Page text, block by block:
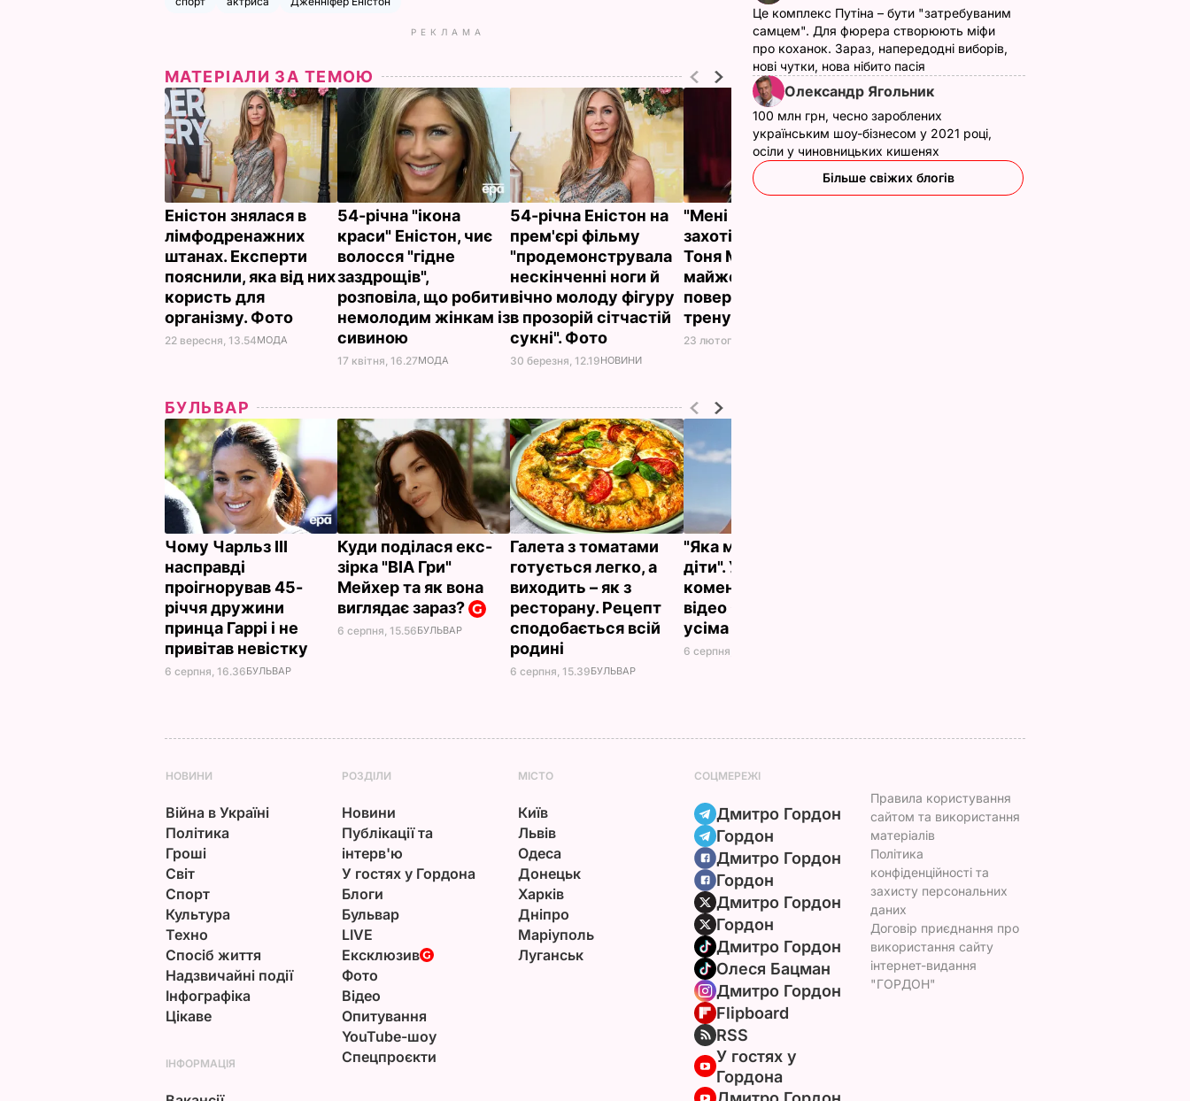
РЕКЛАМА
МАТЕРІАЛИ ЗА ТЕМОЮ
Еністон знялася в
лімфодренажних
штанах. Експерти
пояснили, яка від них
користь для
організму. Фото
22 вересня, 13.54МОДА
54-річна "ікона
краси" Еністон, чиє
волосся "гідне
заздрощів",
розповіла, що робити
немолодим жінкам із
сивиною
17 квітня, 16.27МОДА
54-річна Еністон на
прем'єрі фільму
"продемонструвала
нескінченні ноги й
вічно молоду фігуру
в прозорій сітчастій
сукні". Фото
30 березня, 12.19НОВИНИ
"Мені дуже
захотілося". Схудла
Тоня Матвієнко
майже за рік
повернулася до
тренувань у залі
23 лютого, 18.29
БУЛЬВАР
Чому Чарльз III
насправді
проігнорував 45-
річчя дружини
принца Гаррі і не
привітав невістку
6 серпня, 16.36БУЛЬВАР
Куди поділася екс-
зірка "ВІА Гри"
Мейхер та як вона
виглядає зараз?
6 серпня, 15.56БУЛЬВАР
Галета з томатами
готується легко, а
виходить – як з
ресторану. Рецепт
сподобається всій
родині
6 серпня, 15.39БУЛЬВАР
"Яка мама, такі й
діти". У мережі
коментують нове
відео Орбакайте з
усіма її дітьми
6 серпня, 14.32
Це комплекс Путіна – бути "затребуваним
самцем". Для фюрера створюють міфи
про коханок. Зараз, напередодні виборів,
нові чутки, нова нібито пасія
Олександр Ягольник
100 млн грн, чесно зароблених
українським шоу-бізнесом у 2021 році,
осіли у чиновницьких кишенях
Більше свіжих блогів
НОВИНИ
Війна в Україні
Політика
Гроші
Світ
Спорт
Культура
Техно
Спосіб життя
Надзвичайні події
Інфографіка
Цікаве
РОЗДІЛИ
Новини
Публікації та
інтерв'ю
У гостях у Гордона
Блоги
Бульвар
LIVE
Ексклюзив
Фото
Відео
Опитування
YouTube-шоу
Спецпроєкти
МІСТО
Київ
Львів
Одеса
Донецьк
Харків
Дніпро
Маріуполь
Луганськ
СОЦМЕРЕЖІ
Дмитро Гордон
Гордон
Дмитро Гордон
Гордон
Дмитро Гордон
Гордон
Дмитро Гордон
Олеся Бацман
Дмитро Гордон
Flipboard
RSS
У гостях у
Гордона
ІНФОРМАЦІЯ
Правила користування
сайтом та використання
матеріалів
Політика
конфіденційності та
захисту персональних
даних
Договір приєднання про
використання сайту
інтернет-видання
"ГОРДОН"